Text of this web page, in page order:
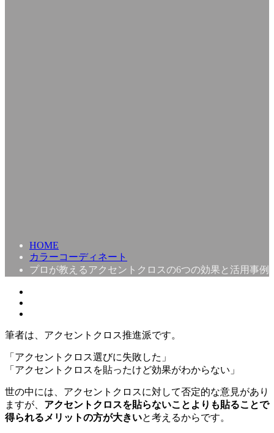
HOME
カラーコーディネート
プロが教えるアクセントクロスの6つの効果と活用事例
筆者は、アクセントクロス推進派です。
「アクセントクロス選びに失敗した」
「アクセントクロスを貼ったけど効果がわからない」
世の中には、アクセントクロスに対して否定的な意見があり
ますが、 アクセントクロスを貼らないことよりも貼ることで
得られるメリットの方が大きいと考えるからです。